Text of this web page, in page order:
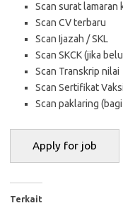
Scan surat lamaran
Scan CV terbaru
Scan Ijazah / SKL
Scan SKCK (jika
Scan Transkrip nilai
Scan Sertifikat
Scan paklaring
Terkait